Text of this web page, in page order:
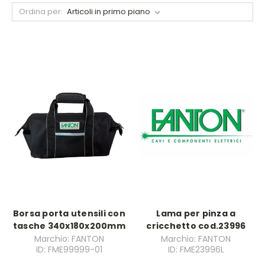
Ordina per:
Borsa porta utensili con
tasche 340x180x200mm
Marchio: FANTON
ID: FME99999-01
Lama per pinza a
cricchetto cod.23996
Marchio: FANTON
ID: FME23996L